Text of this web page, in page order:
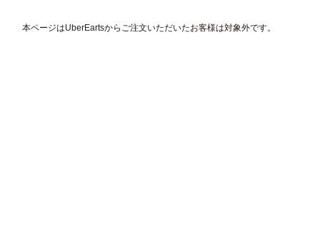
本ページはUberEartsからご注文いただいたお客様は対象外です。